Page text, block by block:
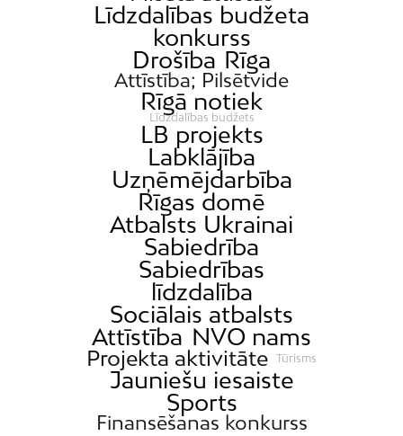
Līdzdalības budžeta
konkurss
Drošība Rīga
Attīstība; Pilsētvide
Rīgā notiek
Līdzdalības budžets
LB projekts
Labklājība
Uzņēmējdarbība
Rīgas domē
Atbalsts Ukrainai
Sabiedrība
Sabiedrības
līdzdalība
Sociālais atbalsts
Attīstība NVO nams
Projekta aktivitāte Tūrisms
Jauniešu iesaiste
Sports
Finansēšanas konkurss